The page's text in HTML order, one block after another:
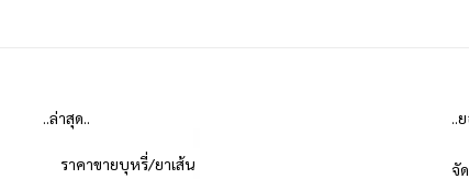
..ล่าสุด..
ราคาขายบุหรี่/ยาเส้น
..
จั